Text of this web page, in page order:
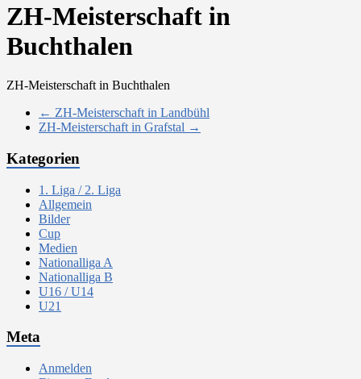
ZH-Meisterschaft in
Buchthalen
ZH-Meisterschaft in Buchthalen
← ZH-Meisterschaft in Landbühl
ZH-Meisterschaft in Grafstal →
Kategorien
1. Liga / 2. Liga
Allgemein
Bilder
Cup
Medien
Nationalliga A
Nationalliga B
U16 / U14
U21
Meta
Anmelden